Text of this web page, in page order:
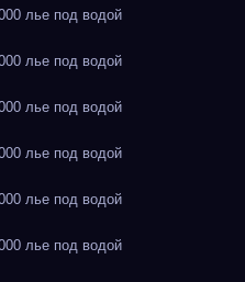
лье под водой
лье под водой
лье под водой
лье под водой
лье под водой
лье под водой